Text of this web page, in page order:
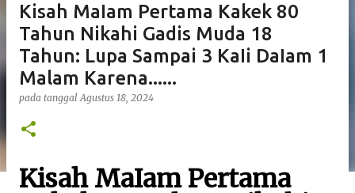
Kisah MaIam Pertama Kakek 80
Tahun Nikahi Gadis Muda 18
Tahun: Lupa Sampai 3 KaIi DaIam 1
Malam Karena......
pada tanggalAgustus 18, 2024
Kisah MaIam Pertama